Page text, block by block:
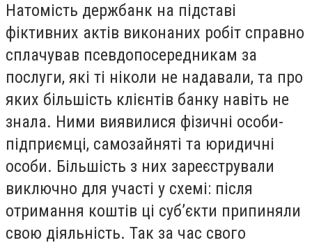
Натомість держбанк на підставі
фіктивних актів виконаних робіт справно
сплачував псевдопосередникам за
послуги, які ті ніколи не надавали, та про
яких більшість клієнтів банку навіть не
знала. Ними виявилися фізичні особи-
підприємці, самозайняті та юридичні
особи. Більшість з них зареєстрували
виключно для участі у схемі: після
отримання коштів ці суб’єкти припиняли
свою діяльність. Так за час свого